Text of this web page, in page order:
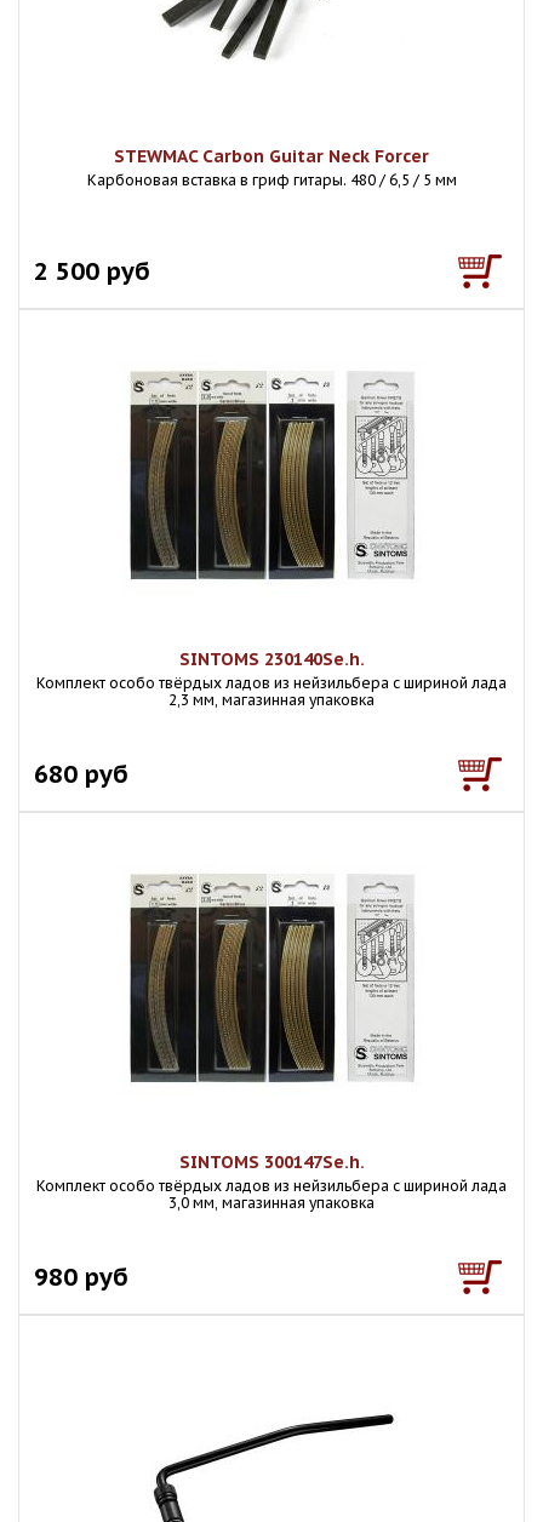
STEWMAC Carbon Guitar Neck Forcer
Карбоновая вставка в гриф гитары. 480 / 6,5 / 5 мм
2 500 руб
SINTOMS 230140Se.h.
Комплект особо твёрдых ладов из нейзильбера с шириной лада
2,3 мм, магазинная упаковка
680 руб
SINTOMS 300147Se.h.
Комплект особо твёрдых ладов из нейзильбера с шириной лада
3,0 мм, магазинная упаковка
980 руб